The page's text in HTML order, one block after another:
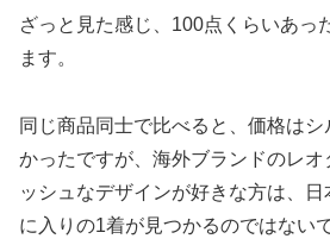
ざっと見た感じ、100点くらいあっ
ます。
同じ商品同士で比べると、価格は
かったですが、海外ブランドのレオ
ッシュなデザインが好きな方は、
に入りの1着が見つかるのではない